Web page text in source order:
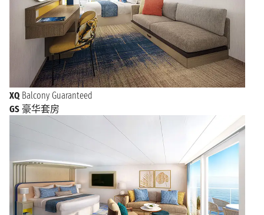
XQ Balcony Guaranteed
GS 豪华套房